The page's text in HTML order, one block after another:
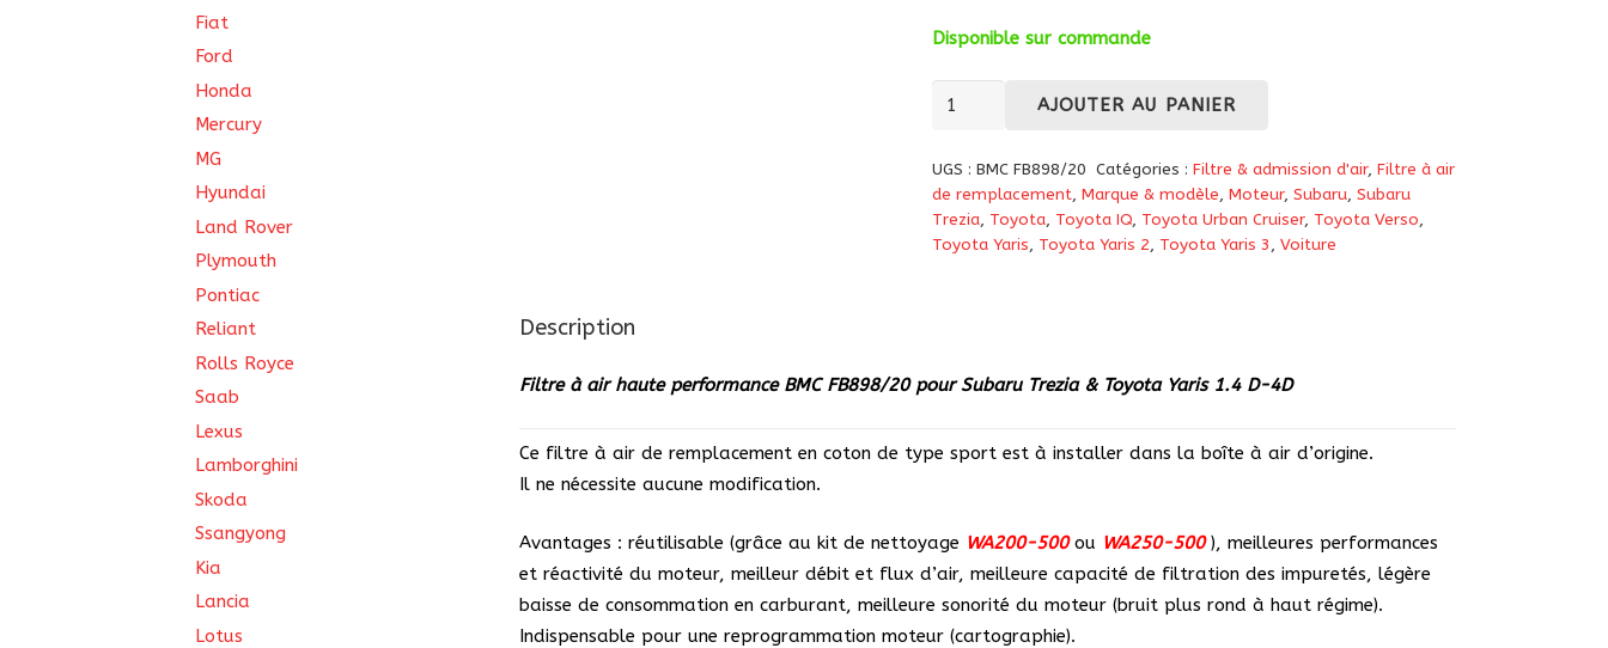
Disponible sur commande
quantité
à
air
haute
pour
Yaris
4D
AJOUTER AU PANIER
UGS : BMC FB898/20 Catégories :Filtre & admission d'air,Filtre à air
de remplacement, Marque & modèle, Moteur, Subaru, Subaru
Trezia, Toyota, Toyota IQ, Toyota Urban Cruiser, Toyota Verso,
Toyota Yaris, Toyota Yaris 2, Toyota Yaris 3, Voiture
Description
Filtre à air haute performance BMC FB898/20 pour Subaru Trezia & Toyota Yaris 1.4 D-4D
Ce filtre à air de remplacement en coton de type sport est à installer dans la boîte à air d’origine.
Il ne nécessite aucune modification.
Avantages : réutilisable (grâce au kit de nettoyage WA200-500ou WA250-500), meilleures performances
et réactivité du moteur, meilleur débit et flux d’air, meilleure capacité de filtration des impuretés, légère
baisse de consommation en carburant, meilleure sonorité du moteur (bruit plus rond à haut régime).
Indispensable pour une reprogrammation moteur (cartographie).
Fiat
Ford
Honda
Mercury
MG
Hyundai
Land Rover
Plymouth
Pontiac
Reliant
Rolls Royce
Saab
Lexus
Lamborghini
Skoda
Ssangyong
Kia
Lancia
Lotus